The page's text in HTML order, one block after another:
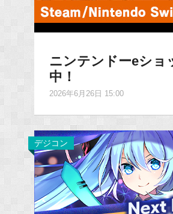
ニンテンドーeショ
中！
2026年6月26日 15:00
デジコン